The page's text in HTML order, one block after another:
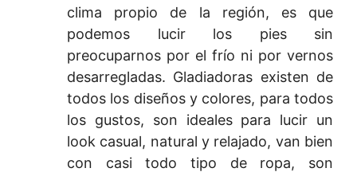
clima propio de la región, es que
podemos lucir los pies sin
preocuparnos por el frío ni por vernos
desarregladas. Gladiadoras existen de
todos los diseños y colores, para todos
los gustos, son ideales para lucir un
look casual, natural y relajado, van bien
con casi todo tipo de ropa, son